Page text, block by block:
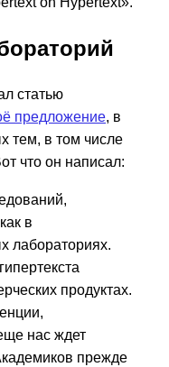
статью
предложение, в
тем, в том числе
что он написал:
в
лабораториях.
продуктах.
нас ждет
прежде